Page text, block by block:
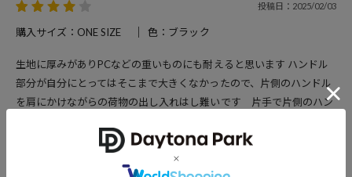
投稿日：2025/02/03
購入サイズ：ONE SIZE 色：ブラック
生地に厚みがありPCなどの重いものにも耐えると思います ハンドル
部分が自分にとってはそこまで大きくなかったので、片側のハンドル
を肩にかけながらの荷物の出し入れはし難いです 片手で片側のハン
マイナス点です しかし、しっかりとリアルレザー感もあるので クー
ポン使って10,000円強ではいい買い物したと思いました